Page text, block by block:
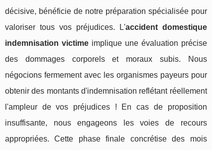
décisive, bénéficie de notre préparation spécialisée pour
valoriser tous vos préjudices. L'accident domestique
indemnisation victimeimplique une évaluation précise
des dommages corporels et moraux subis. Nous
négocions fermement avec les organismes payeurs pour
obtenir des montants d'indemnisation reflétant réellement
l'ampleur de vos préjudices ! En cas de proposition
insuffisante, nous engageons les voies de recours
appropriées. Cette phase finale concrétise des mois